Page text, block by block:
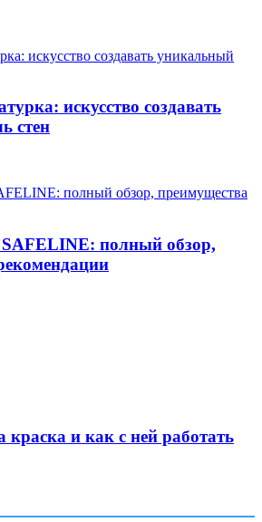
искусство создавать
стен
SAFELINE: полный обзор,
краска и как с ней работать